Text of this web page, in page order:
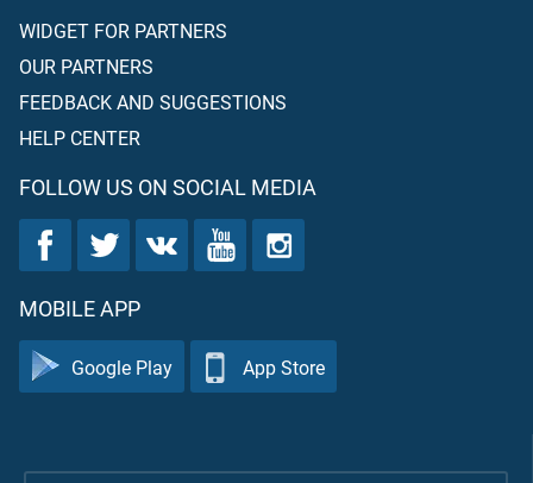
WIDGET FOR PARTNERS
OUR PARTNERS
FEEDBACK AND SUGGESTIONS
HELP CENTER
FOLLOW US ON SOCIAL MEDIA
MOBILE APP
Google Play App Store